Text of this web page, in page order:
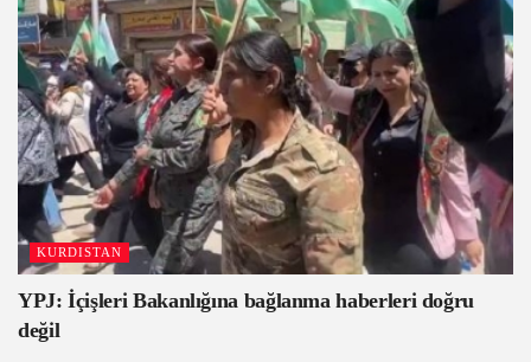
KURDISTAN
YPJ: İçişleri Bakanlığına bağlanma haberleri doğru
değil